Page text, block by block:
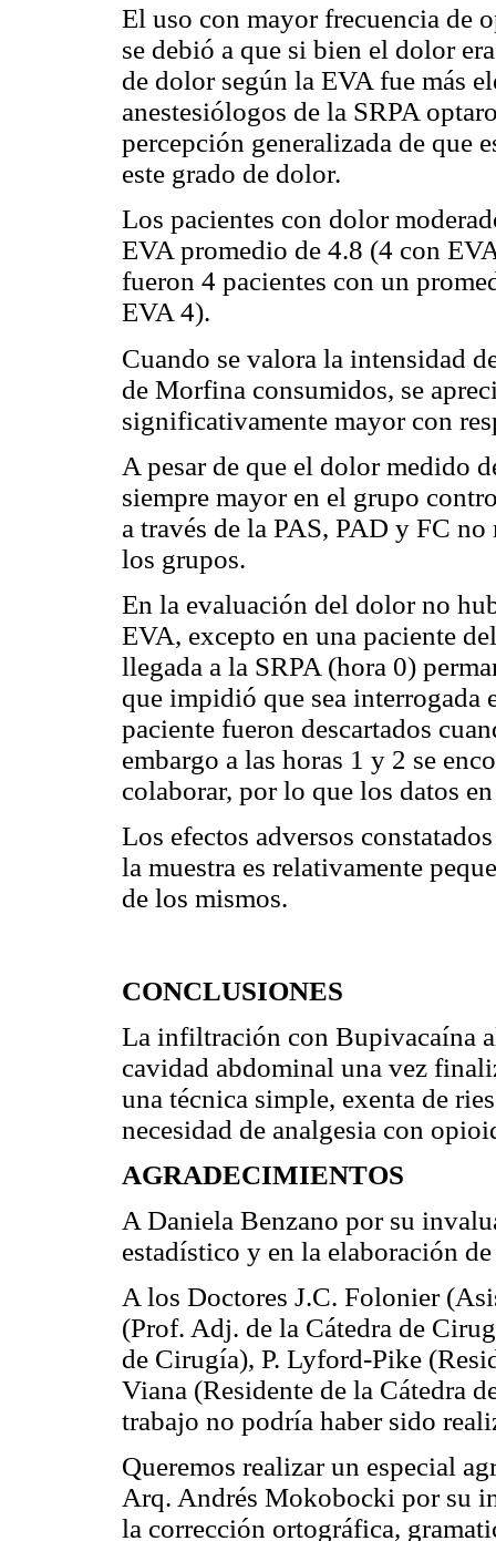
El uso con mayor frecuencia de
se debió a que si bien el dolor
de dolor según la EVA fue más
anestesiólogos de la SRPA
percepción generalizada de que
este grado de dolor.
Los pacientes con dolor
EVA promedio de 4.8 (4 con
fueron 4 pacientes con un
EVA 4).
Cuando se valora la intensidad
de Morfina consumidos, se
significativamente mayor con
A pesar de que el dolor medido
siempre mayor en el grupo
a través de la PAS, PAD y FC
los grupos.
En la evaluación del dolor no
EVA, excepto en una paciente
llegada a la SRPA (hora 0)
que impidió que sea interrogada
paciente fueron descartados
embargo a las horas 1 y 2 se
colaborar, por lo que los datos
Los efectos adversos
la muestra es relativamente
de los mismos.
CONCLUSIONES
La infiltración con Bupivacaína
cavidad abdominal una vez
una técnica simple, exenta de
necesidad de analgesia con
AGRADECIMIENTOS
A Daniela Benzano por su
estadístico y en la elaboración
A los Doctores J.C. Folonier
(Prof. Adj. de la Cátedra de
de Cirugía), P. Lyford-Pike
Viana (Residente de la Cátedra
trabajo no podría haber sido
Queremos realizar un especial
Arq. Andrés Mokobocki por su
la corrección ortográfica,